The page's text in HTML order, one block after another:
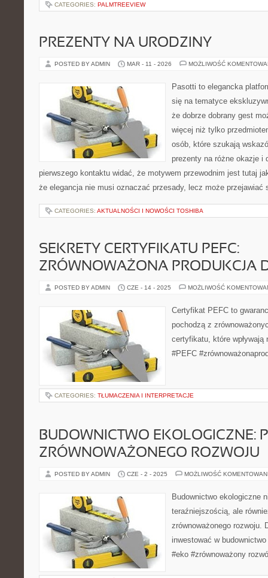
CATEGORIES: PALMTREEVIEW
PREZENTY NA URODZINY
POSTED BY ADMIN MAR - 11 - 2026 MOŻLIWOŚĆ
Pasotti to elegancka
się na tematyce
że dobrze dobrany gest
więcej niż tylko
osób, które szukają
prezenty na różne okazje i
pierwszego kontaktu widać, że motywem przewodnim jest tutaj
że elegancja nie musi oznaczać przesady, lecz może
CATEGORIES: AKTUALNOŚCI I NOWOŚCI TOSHIBA
SEKRETY CERTYFIKATU PEFC:
ZRÓWNOWAŻONA PRODUKCJA
POSTED BY ADMIN CZE - 14 - 2025 MOŻLIWOŚĆ
Certyfikat PEFC to
pochodzą z
certyfikatu, które
#PEFC
CATEGORIES: TŁUMACZENIA I INTERPRETACJE
BUDOWNICTWO EKOLOGICZNE:
ZRÓWNOWAŻONEGO ROZWOJU
POSTED BY ADMIN CZE - 2 - 2025 MOŻLIWOŚĆ
Budownictwo ekologiczne
teraźniejszością, ale
zrównoważonego rozwoju.
inwestować w
#eko #zrównoważony